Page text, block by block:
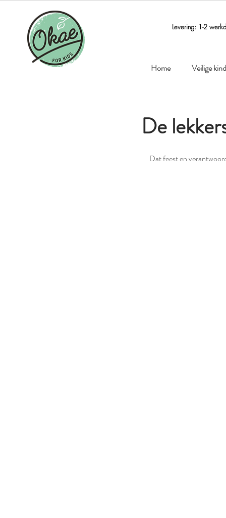
Levering: 1-2
Home Veilige
De
Dat feest en